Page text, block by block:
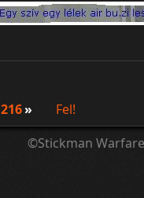
216»
Fel!
©Stickman Warfare